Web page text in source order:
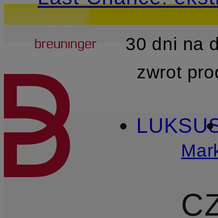
PRZEJDŹ DO GŁÓWNEJ
Breuninger
30 dni na
zwrot